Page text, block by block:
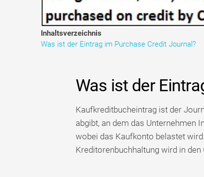
Inhaltsverzeichnis
Was ist der Eintrag im Purchase Credit Journal?
Was ist der
Kaufkreditbucheintrag ist der
abgibt, an dem das Unternehmen
wobei das Kaufkonto belastet
Kreditorenbuchhaltung wird in